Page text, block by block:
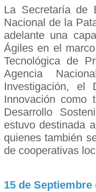
La Secretaría de
Nacional de la
adelante una
Ágiles en el
Tecnológica de
Agencia
Investigación, el
Innovación como
Desarrollo
estuvo destinada
quienes también
de cooperativas
15 de Septiembre